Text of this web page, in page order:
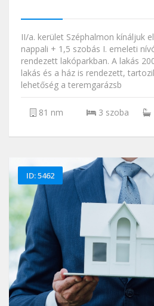
II/a. kerület Széphalmon kínáljuk
nappali + 1,5 szobás I. emeleti
rendezett lakóparkban. A lakás
lakás és a ház is rendezett,
lehetőség a teremgarázsb
81 nm 3 szoba
ID: 5462